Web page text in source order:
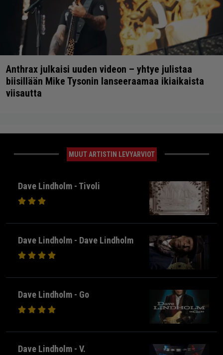
Anthrax julkaisi uuden videon – yhtye julistaa
biisillään Mike Tysonin lanseeraamaa ikiaikaista
viisautta
MUUT ARTISTIN LEVYARVIOT
Dave Lindholm - Tivoli
Dave Lindholm - Dave Lindholm
Dave Lindholm - Go
Dave Lindholm - V.